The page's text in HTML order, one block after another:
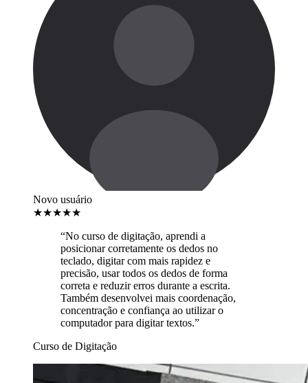
Novo usuário
★★★★★
“No curso de digitação, aprendi a
posicionar corretamente os dedos no
teclado, digitar com mais rapidez e
precisão, usar todos os dedos de forma
correta e reduzir erros durante a escrita.
Também desenvolvei mais coordenação,
concentração e confiança ao utilizar o
computador para digitar textos.”
Curso de Digitação